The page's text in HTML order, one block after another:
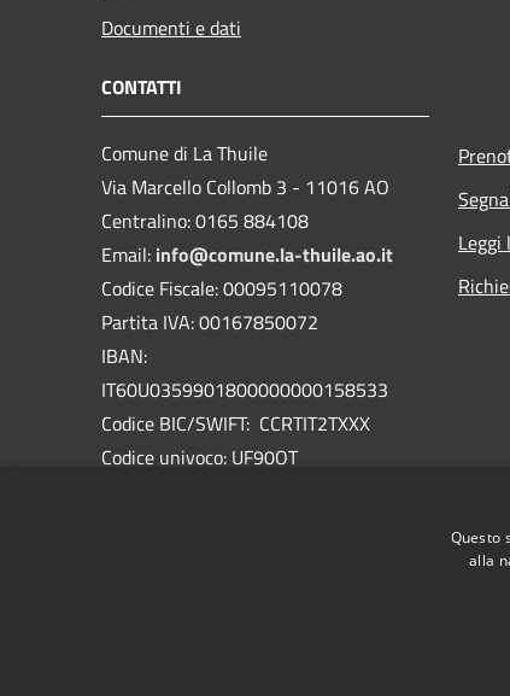
Documenti e dati
CONTATTI
Comune di La Thuile
Via Marcello Collomb 3 - 11016 AO
Centralino: 0165 884108
Email: info@comune.la-thuile.ao.it
Codice Fiscale: 00095110078
Partita IVA: 00167850072
IBAN:
IT60U0359901800000000158533
Codice BIC/SWIFT: CCRTIT2TXXX
Codice univoco: UF90OT
Leggi
Questo
alla